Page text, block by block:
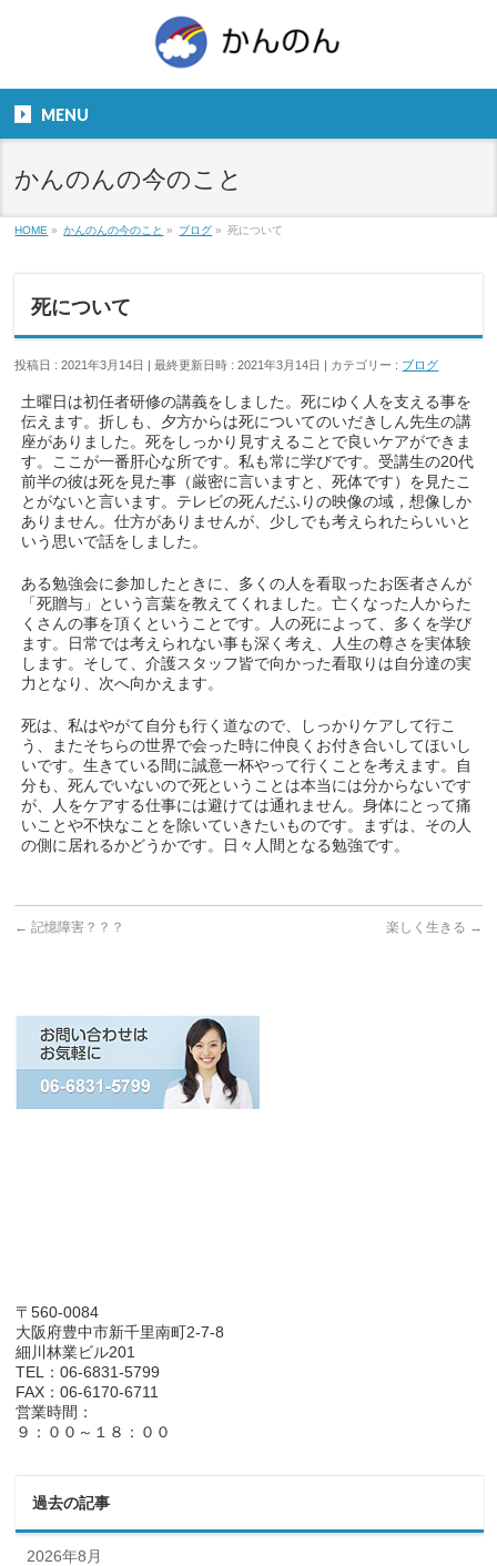
９：００～１８：００
MENU
かんのんの今のこと
HOME » かんのんの今のこと » ブログ » 死について
死について
投稿日 : 2021年3月14日 最終更新日時 : 2021年3月14日 カテゴリー : ブログ
土曜日は初任者研修の講義をしました。死にゆく人を支える事を
伝えます。折しも、夕方からは死についてのいだきしん先生の講
座がありました。死をしっかり見すえることで良いケアができま
す。ここが一番肝心な所です。私も常に学びです。受講生の20代
前半の彼は死を見た事（厳密に言いますと、死体です）を見たこ
とがないと言います。テレビの死んだふりの映像の域，想像しか
ありません。仕方がありませんが、少しでも考えられたらいいと
いう思いで話をしました。
ある勉強会に参加したときに、多くの人を看取ったお医者さんが
「死贈与」という言葉を教えてくれました。亡くなった人からた
くさんの事を頂くということです。人の死によって、多くを学び
ます。日常では考えられない事も深く考え、人生の尊さを実体験
します。そして、介護スタッフ皆で向かった看取りは自分達の実
力となり、次へ向かえます。
死は、私はやがて自分も行く道なので、しっかりケアして行こ
う、またそちらの世界で会った時に仲良くお付き合いしてほいし
いです。生きている間に誠意一杯やって行くことを考えます。自
分も、死んでいないので死ということは本当には分からないです
が、人をケアする仕事には避けては通れません。身体にとって痛
いことや不快なことを除いていきたいものです。まずは、その人
の側に居れるかどうかです。日々人間となる勉強です。
← 記憶障害？？？ 楽しく生きる →
〒560-0084
大阪府豊中市新千里南町2-7-8
細川林業ビル201
TEL：06-6831-5799
FAX：06-6170-6711
営業時間：
９：００～１８：００
過去の記事
2026年8月